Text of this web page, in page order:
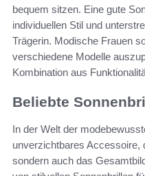
bequem sitzen. Eine gute
individuellen Stil und
Trägerin. Modische Frauen
verschiedene Modelle
Kombination aus
Beliebte
In der Welt der
unverzichtbares Accessoire,
sondern auch das